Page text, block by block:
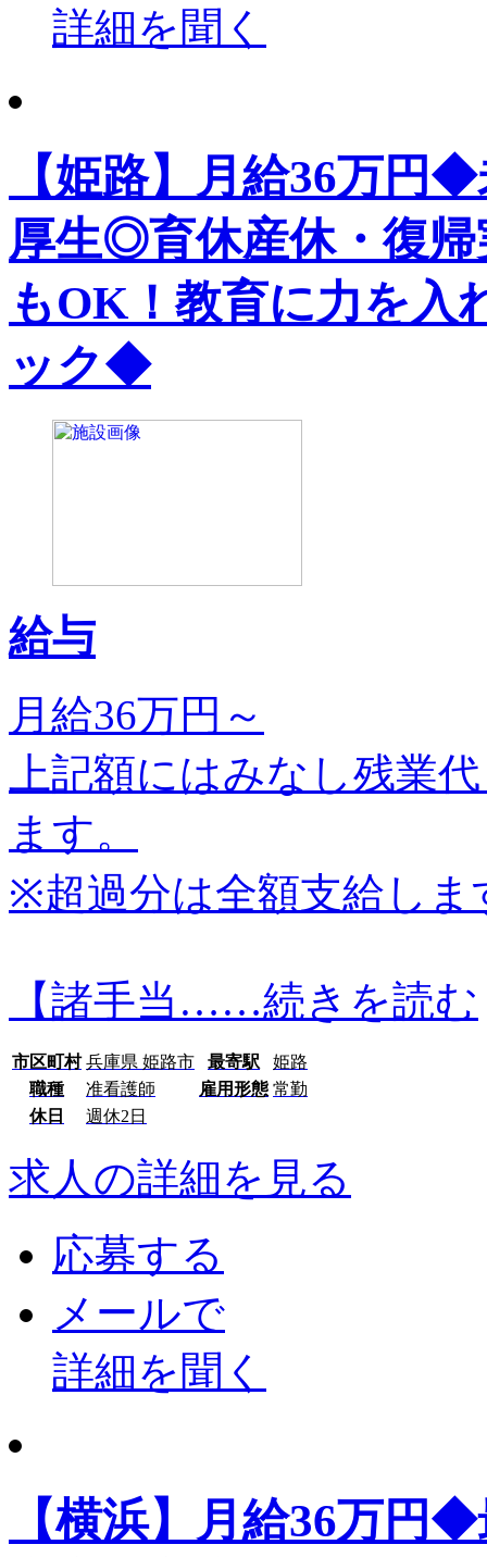
詳細を聞く
【姫路】月給36万円
厚生◎育休産休・復
もOK！教育に力を入
ック◆
給与
月給36万円～
上記額にはみなし残業
ます。
※超過分は全額支給しま
【諸手当……続きを読む
市区町村 兵庫県 姫路市 最寄駅
姫路
職種
准看護師 雇用形態 常勤
休日
週休2日
求人の詳細を見る
応募する
メールで
詳細を聞く
【横浜】月給36万円